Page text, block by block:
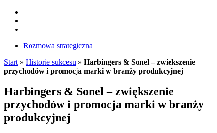
Rozmowa strategiczna
Start » Historie sukcesu » Harbingers & Sonel – zwiększenie
przychodów i promocja marki w branży produkcyjnej
Harbingers & Sonel – zwiększenie
przychodów i promocja marki w branży
produkcyjnej